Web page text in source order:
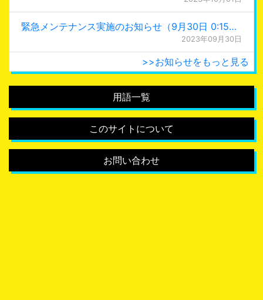
緊急メンテナンス実施のお知らせ（9月30日 0:15更新）
2023年09月30日
>>お知らせをもっと見る
用語一覧
このサイトについて
お問い合わせ